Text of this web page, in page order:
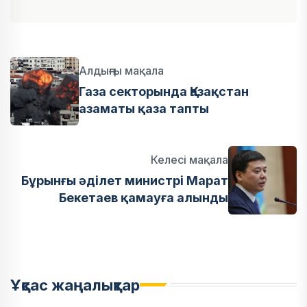
Алдыңғы мақала
Газа секторында Қазақстан
азаматы қаза тапты
Келесі мақала
Бұрынғы әділет министрі Марат
Бекетаев қамауға алынды
Ұқсас жаңалықтар